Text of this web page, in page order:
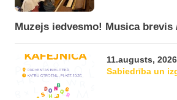
Muzejs iedvesmo! Musica
11.augusts, 2026
Sabiedrība un